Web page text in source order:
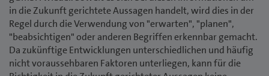
in die Zukunft gerichtete Aussagen handelt, wird dies in der
Regel durch die Verwendung von "erwarten", "planen",
"beabsichtigen" oder anderen Begriffen erkennbar gemacht.
Da zukünftige Entwicklungen unterschiedlichen und häufig
nicht voraussehbaren Faktoren unterliegen, kann für die